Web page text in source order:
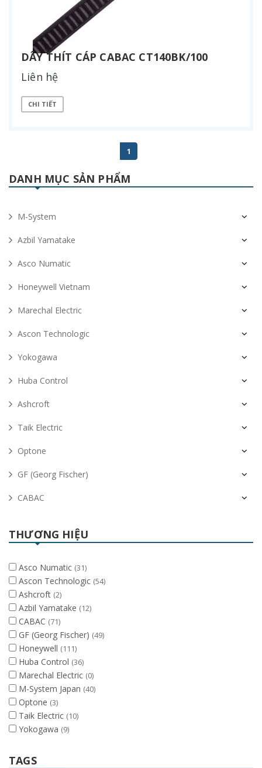
DÂY THÍT CÁP CABAC CT140BK/100
Liên hệ
CHI TIẾT
1
DANH MỤC SẢN PHẨM
M-System
Azbil Yamatake
Asco Numatic
Honeywell Vietnam
Marechal Electric
Ascon Technologic
Yokogawa
Huba Control
Ashcroft
Taik Electric
Optone
GF (Georg Fischer)
CABAC
THƯƠNG HIỆU
Asco Numatic (31)
Ascon Technologic (54)
Ashcroft (2)
Azbil Yamatake (12)
CABAC (71)
GF (Georg Fischer) (49)
Honeywell (111)
Huba Control (36)
Marechal Electric (0)
M-System Japan (40)
Optone (3)
Taik Electric (10)
Yokogawa (9)
TAGS